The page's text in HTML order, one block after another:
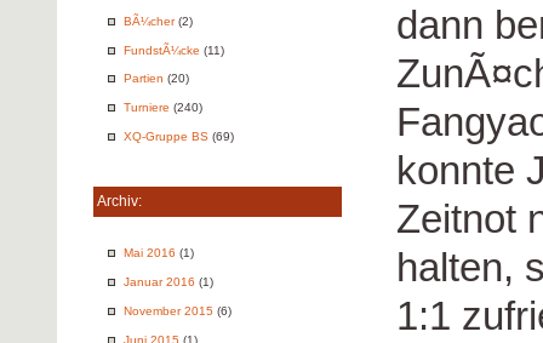
BÃ¼cher(2)
FundstÃ¼cke (11)
Partien (20)
Turniere (240)
XQ-Gruppe BS (69)
Archiv:
Mai 2016 (1)
Januar 2016 (1)
November 2015 (6)
Juni 2015 (1)
dann
konnte
Zeitnot
halten,
1:1